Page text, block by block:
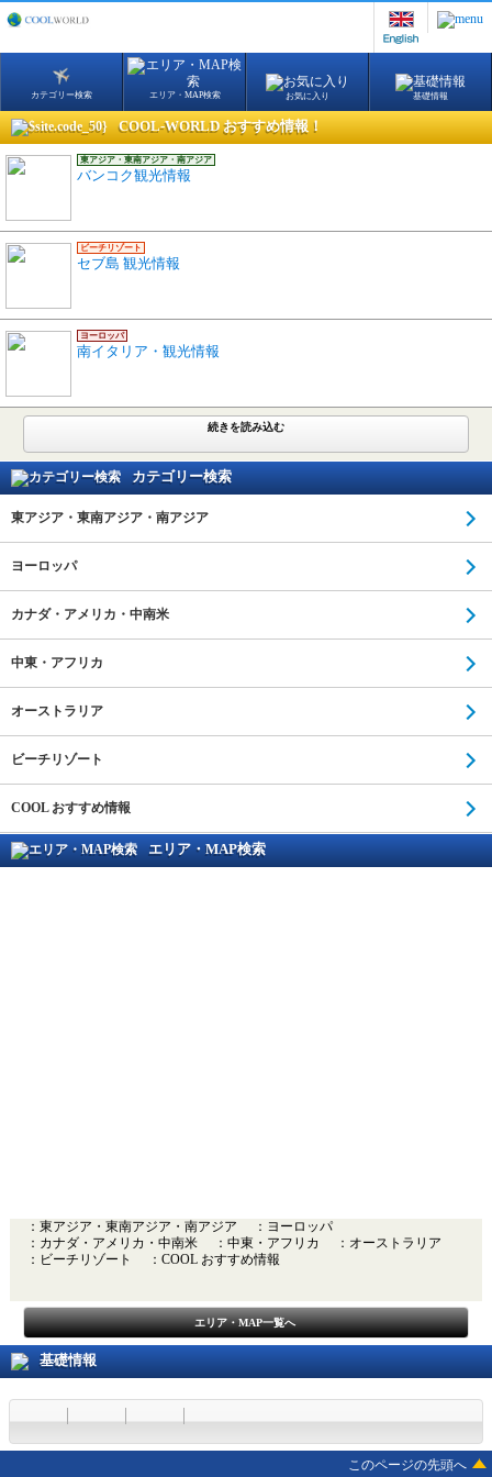
カテゴリー検索 エリア・MAP検索 お気に入り 基礎情報
COOL-WORLD おすすめ情報！
東アジア・東南アジア・南アジア
バンコク観光情報
ビーチリゾート
セブ島 観光情報
ヨーロッパ
南イタリア・観光情報
続きを読み込む
カテゴリー検索
東アジア・東南アジア・南アジア
ヨーロッパ
カナダ・アメリカ・中南米
中東・アフリカ
オーストラリア
ビーチリゾート
COOL おすすめ情報
エリア・MAP検索
：東アジア・東南アジア・南アジア
：ヨーロッパ
：カナダ・アメリカ・中南米
：中東・アフリカ
：オーストラリア
：ビーチリゾート
：COOL おすすめ情報
エリア・MAP一覧へ
基礎情報
このページの先頭へ